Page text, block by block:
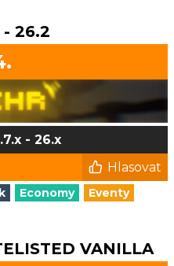
- 26.2
- 26.x
Hlasovat
Economy Eventy
VANILLA